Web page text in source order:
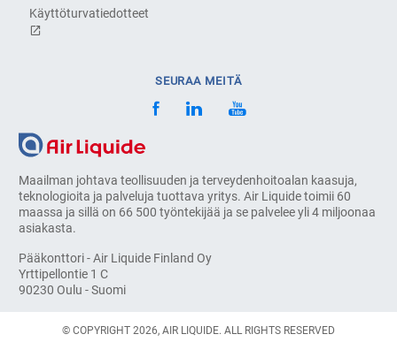
Maailman johtava teollisuuden ja terveydenhoitoalan kaasuja,
teknologioita ja palveluja tuottava yritys. Air Liquide toimii 60
maassa ja sillä on 66 500 työntekijää ja se palvelee yli 4 miljoonaa
asiakasta.
Pääkonttori - Air Liquide Finland Oy
Yrttipellontie 1 C
90230 Oulu - Suomi
Käyttöturvatiedotteet
SEURAA MEITÄ
© COPYRIGHT 2026, AIR LIQUIDE. ALL RIGHTS RESERVED